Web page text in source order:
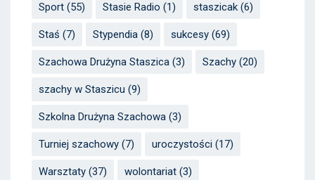
Sport (55) Stasie Radio (1) staszicak (6)
Staś (7) Stypendia (8) sukcesy (69)
Szachowa Drużyna Staszica (3) Szachy (20)
szachy w Staszicu (9)
Szkolna Drużyna Szachowa (3)
Turniej szachowy (7) uroczystości (17)
Warsztaty (37) wolontariat (3)